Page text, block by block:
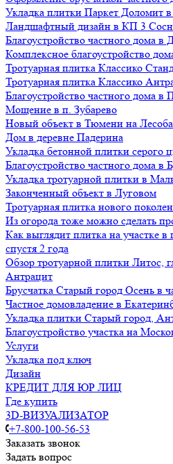
Укладка плитки Паркет Доломит
Ландшафтный дизайн в КП 3
Благоустройство частного дома в
Комплексное благоустройство
Тротуарная плитка Классико
Тротуарная плитка Классико
Благоустройство частного дома в
Мощение в п. Зубарево
Новый объект в Тюмени на
Дом в деревне Падерина
Укладка бетонной плитки серого
Благоустройство частного дома в
Укладка тротуарной плитки в
Законченный объект в Луговом
Тротуарная плитка нового
Из огорода тоже можно сделать
Как выглядит плитка на участке
спустя 2 года
Обзор тротуарной плитки Литос,
Антрацит
Брусчатка Старый город Осень в
Частное домовладение в
Укладка плитки Старый город,
Благоустройство участка на
Услуги
Укладка под ключ
Дизайн
КРЕДИТ ДЛЯ ЮР ЛИЦ
Где купить
3D-ВИЗУАЛИЗАТОР
+7-800-100-56-53
Заказать звонок
Задать вопрос